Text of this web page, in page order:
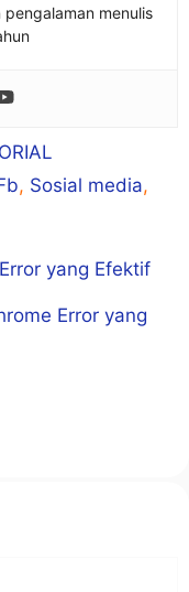
menulis
, Sosial media,
yang Efektif
Error yang